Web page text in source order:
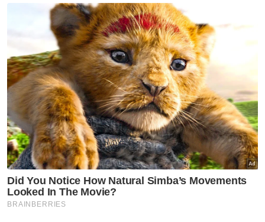
Labuan Melaka
N. Sembilan Pahang
P. Pinang Perak
Perlis Putrajaya
Sabah Sarawak
Selangor Terengganu
Masuk | Daftar VPoints:0
Kuala Lumpur